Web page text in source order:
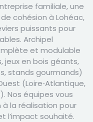
familiale, une
cohésion à Lohéac,
puissants pour
Archipel
et modulable
en bois géants,
stands gourmands)
(Loire‑Atlantique,
Nos équipes vous
la réalisation pour
l’impact souhaité.